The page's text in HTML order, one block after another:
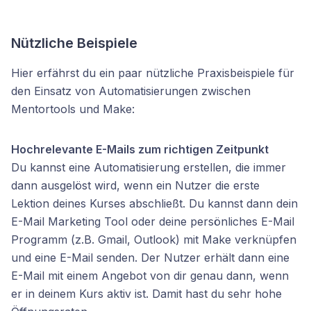
Nützliche Beispiele
Hier erfährst du ein paar nützliche Praxisbeispiele für
den Einsatz von Automatisierungen zwischen
Mentortools und Make:
Hochrelevante E-Mails zum richtigen Zeitpunkt
Du kannst eine Automatisierung erstellen, die immer
dann ausgelöst wird, wenn ein Nutzer die erste
Lektion deines Kurses abschließt. Du kannst dann dein
E-Mail Marketing Tool oder deine persönliches E-Mail
Programm (z.B. Gmail, Outlook) mit Make verknüpfen
und eine E-Mail senden. Der Nutzer erhält dann eine
E-Mail mit einem Angebot von dir genau dann, wenn
er in deinem Kurs aktiv ist. Damit hast du sehr hohe